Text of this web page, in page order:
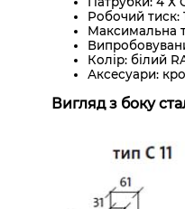
Робочий тиск:
Максимальна
Колір: білий
Аксесуари:
Вигляд з боку